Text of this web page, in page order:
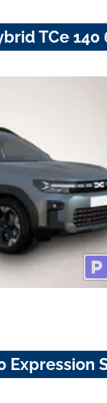
TCe 140
Expression